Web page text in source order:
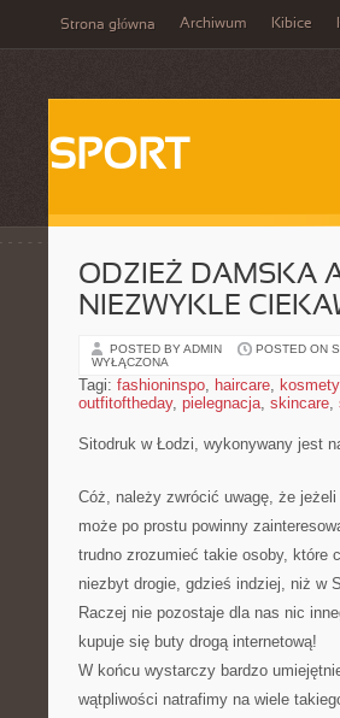
Strona główna Archiwum Kibice
SPORT
ODZIEŻ DAMSKA
NIEZWYKLE
POSTED BY ADMIN POSTED ON
WYŁĄCZONA
Tagi: fashioninspo, haircare,
outfitoftheday, pielegnacja, skincare,
Sitodruk w Łodzi, wykonywany jest
Cóż, należy zwrócić uwagę, że
może po prostu powinny
trudno zrozumieć takie osoby, które
niezbyt drogie, gdzieś indziej, niż w
Raczej nie pozostaje dla nas nic
kupuje się buty drogą internetową!
W końcu wystarczy bardzo
wątpliwości natrafimy na wiele